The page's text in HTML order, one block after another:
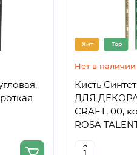
Хит Top
Нет в наличии
Кисть
ДЛЯ
CRAFT, 00,
ROSA